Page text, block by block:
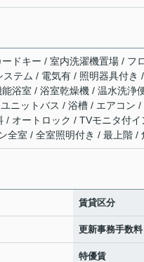
ドキー / 室内洗濯機置場 / フ
テム / 電気有 / 照明器具付
浴室 / 浴室乾燥機 / 温水洗浄
ニットバス / 浴槽 / エアコン
/ オートロック / TVモニタ付
全室 / 全室照明付き / 最上階
賃貸区分
更新事務手数料
特優賃